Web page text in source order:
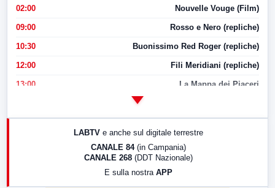
02:00 Nouvelle Vouge (Film)
09:00 Rosso e Nero (repliche)
10:30 Buonissimo Red Roger (repliche)
12:00 Fili Meridiani (repliche)
13:00 La Mappa dei Piaceri
LABTV e anche sul digitale terrestre
CANALE 84 (in Campania)
CANALE 268 (DDT Nazionale)
E sulla nostra APP